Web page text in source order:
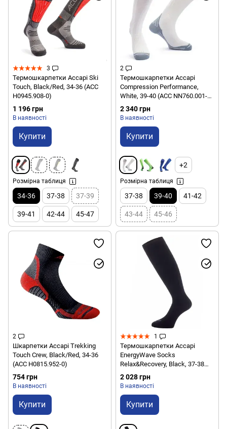
3
Термошкарпетки Accapi Ski
Touch, Black/Red, 34-36 (ACC
H0945.908-0)
1 196 грн
В наявності
Купити
Розмірна таблиця
34-36 37-38 37-39
39-41 42-44 45-47
2
Термошкарпетки Accapi
Compression Performance,
White, 39-40 (ACC NN760.001-
39)
2 340 грн
В наявності
Купити
+2
Розмірна таблиця
37-38 39-40 41-42
43-44 45-46
2
Шкарпетки Accapi Trekking
Touch Crew, Black/Red, 34-36
(ACC H0815.952-0)
754 грн
В наявності
Купити
1
Термошкарпетки Accapi
EnergyWave Socks
Relax&Recovery, Black, 37-38
(ACC NW001.999-37)
2 028 грн
В наявності
Купити